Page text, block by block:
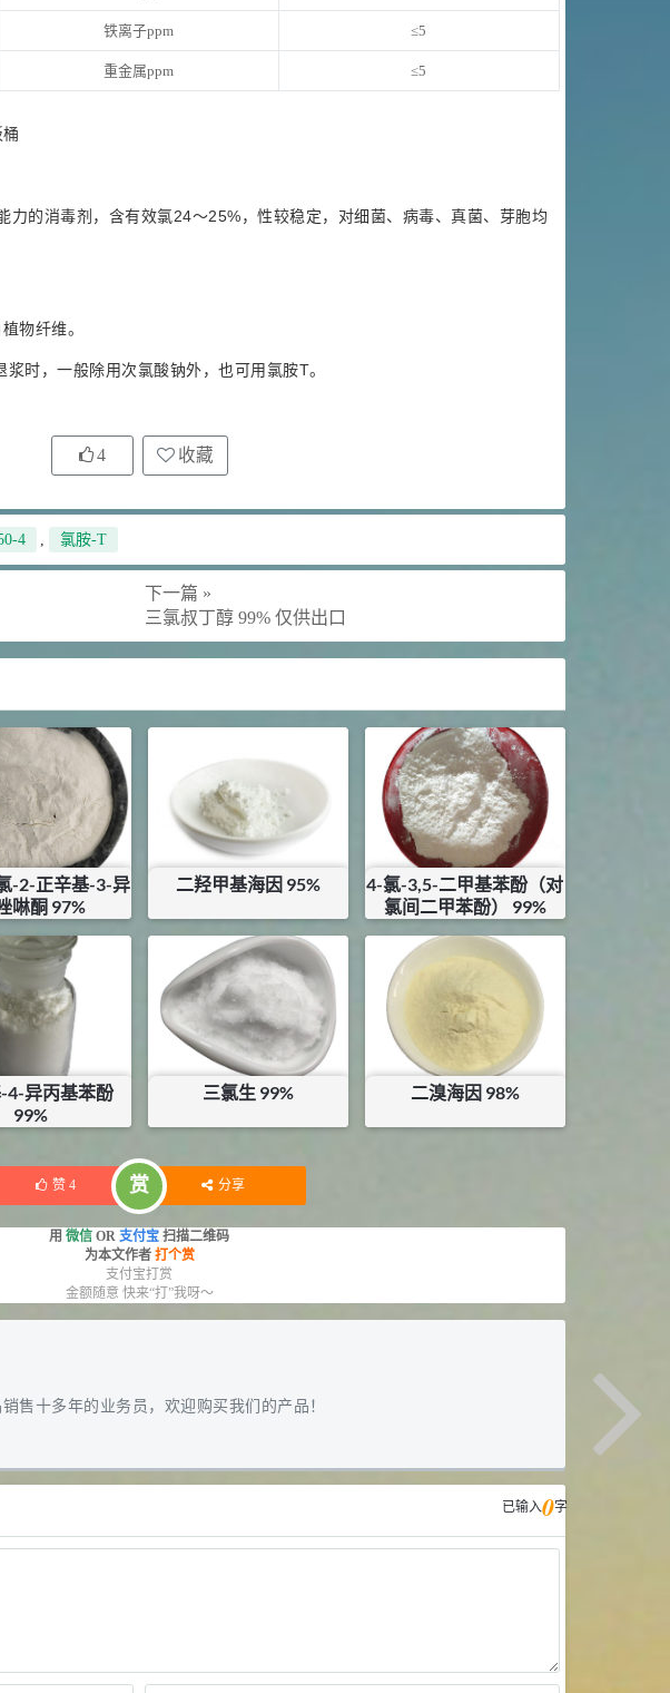
铁离子ppm ≤5
重金属ppm ≤5
力的消毒剂，含有效氯24～25%，性较稳定，对细菌、病毒、真菌、芽胞均
物纤维。
时，一般除用次氯酸钠外，也可用氯胺T。
4 收藏
4 , 氯胺-T
下一篇 »
三氯叔丁醇 99% 仅供出口
-2-正辛基-3-异
啉酮 97%
¥246
二羟甲基海因 95%
¥58
4-氯-3,5-二甲基苯酚（对
氯间二甲苯酚） 99%
¥61.2
库存：0KG
4-异丙基苯酚
99%
存：17KG
三氯生 99%
库存：22.5KG
二溴海因 98%
赞 4 赏 分享
用 微信 OR 支付宝 扫描二维码
为本文作者 打个赏
支付宝打赏
金额随意 快来“打”我呀～
售十多年的业务员，欢迎购买我们的产品！
已输入0字
香醛）
羧甲司坦)